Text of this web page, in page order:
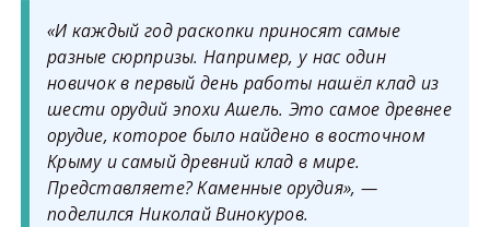
«И каждый год раскопки приносят самые
разные сюрпризы. Например, у нас один
новичок в первый день работы нашёл клад из
шести орудий эпохи Ашель. Это самое древнее
орудие, которое было найдено в восточном
Крыму и самый древний клад в мире.
Представляете? Каменные орудия», —
поделился Николай Винокуров.